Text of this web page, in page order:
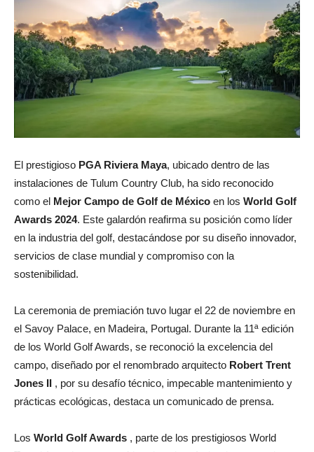
El prestigioso PGA Riviera Maya, ubicado dentro de las
instalaciones de Tulum Country Club, ha sido reconocido
como el Mejor Campo de Golf de México en los World Golf
Awards 2024. Este galardón reafirma su posición como líder
en la industria del golf, destacándose por su diseño innovador,
servicios de clase mundial y compromiso con la
sostenibilidad.
La ceremonia de premiación tuvo lugar el 22 de noviembre en
el Savoy Palace, en Madeira, Portugal. Durante la 11ª edición
de los World Golf Awards, se reconoció la excelencia del
campo, diseñado por el renombrado arquitecto Robert Trent
Jones II , por su desafío técnico, impecable mantenimiento y
prácticas ecológicas, destaca un comunicado de prensa.
Los World Golf Awards , parte de los prestigiosos World